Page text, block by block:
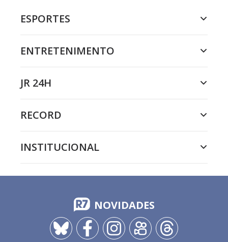
ESPORTES
ENTRETENIMENTO
JR 24H
RECORD
INSTITUCIONAL
NOVIDADES